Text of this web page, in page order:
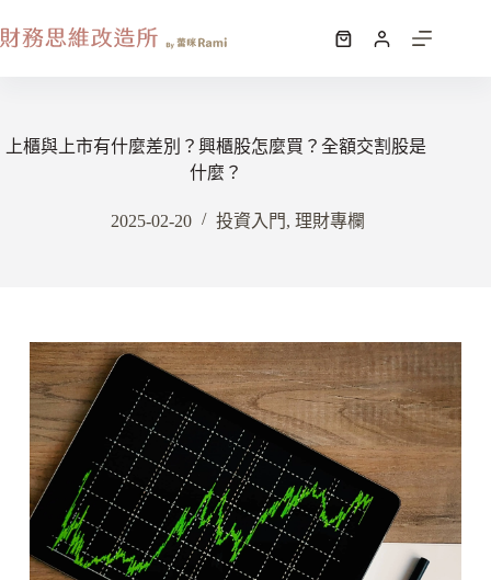
上櫃與上市有什麼差別？興櫃股怎麼買？全額交割股是
什麼？
2025-02-20 投資入門, 理財專欄